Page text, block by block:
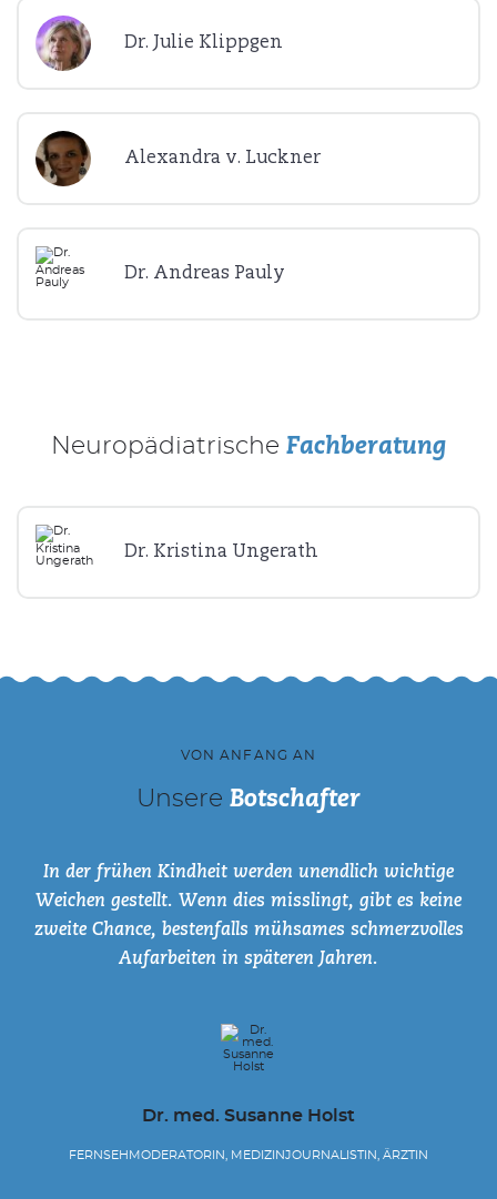
Dr. Julie Klippgen
Alexandra v. Luckner
Dr. Andreas Pauly
Neuropädiatrische Fachberatung
Dr. Kristina Ungerath
VON ANFANG AN
Unsere Botschafter
In der frühen Kindheit werden unendlich wichtige
Weichen gestellt. Wenn dies misslingt, gibt es keine
zweite Chance, bestenfalls mühsames schmerzvolles
Aufarbeiten in späteren Jahren.
Dr. med. Susanne Holst
FERNSEHMODERATORIN, MEDIZINJOURNALISTIN, ÄRZTIN